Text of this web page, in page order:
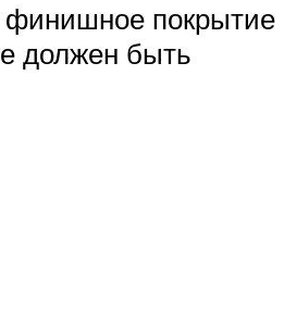
финишное покрытие
должен быть